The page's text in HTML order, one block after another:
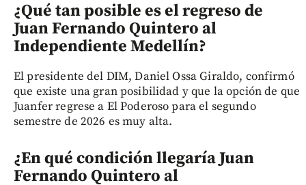
¿Qué tan posible es el regreso de
Juan Fernando Quintero al
Independiente Medellín?
El presidente del DIM, Daniel Ossa Giraldo, confirmó
que existe una gran posibilidad y que la opción de que
Juanfer regrese a El Poderoso para el segundo
semestre de 2026 es muy alta.
¿En qué condición llegaría Juan
Fernando Quintero al